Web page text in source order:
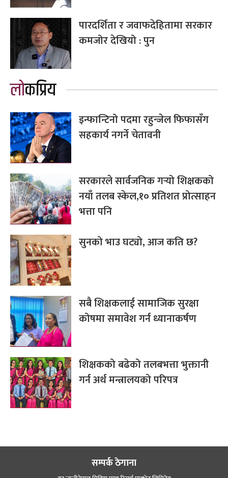
पारदर्शिता र जवाफदेहितामा सरकार
कमजोर देखियो : पुन
लोकप्रिय
इन्फान्टिनो पदमा रहुन्जेल फिफासँग
सहकार्य नगर्ने चेतावनी
सरकारले सार्वजनिक गर्‍यो शिक्षकको
नयाँ तलब स्केल,१० प्रतिशत प्रोत्साहन
भत्ता पनि
सुनको भाउ घट्यो, आज कति छ?
सबै शिक्षकलाई सामाजिक सुरक्षा
कोषमा समावेश गर्न ध्यानाकर्षण
शिक्षकको बढेको तलबभत्ता भुक्तानी
गर्न अर्थ मन्त्रालयको परिपत्र
सम्पर्क ठेगाना